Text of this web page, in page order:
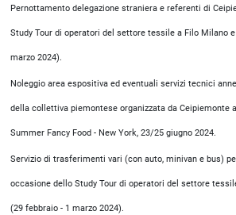
Pernottamento delegazione straniera e referenti di
Study Tour di operatori del settore tessile a Filo Milano
marzo 2024).
Noleggio area espositiva ed eventuali servizi tecnici
della collettiva piemontese organizzata da Ceipiemonte
Summer Fancy Food - New York, 23/25 giugno 2024.
Servizio di trasferimenti vari (con auto, minivan e bus)
occasione dello Study Tour di operatori del settore
(29 febbraio - 1 marzo 2024).